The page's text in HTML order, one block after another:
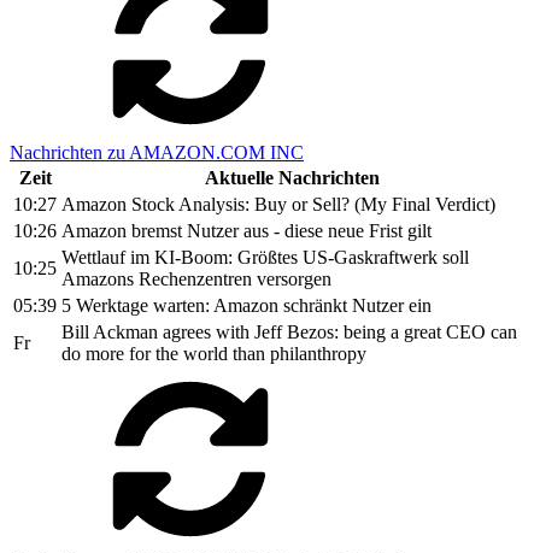
Nachrichten zu AMAZON.COM INC
Zeit
Aktuelle Nachrichten
10:27 Amazon Stock Analysis: Buy or Sell? (My Final Verdict)
10:26 Amazon bremst Nutzer aus - diese neue Frist gilt
10:25
Wettlauf im KI-Boom: Größtes US-Gaskraftwerk soll
Amazons Rechenzentren versorgen
05:39 5 Werktage warten: Amazon schränkt Nutzer ein
Fr
Bill Ackman agrees with Jeff Bezos: being a great CEO can
do more for the world than philanthropy